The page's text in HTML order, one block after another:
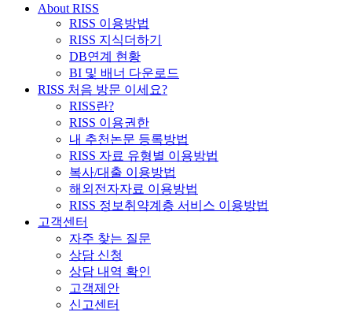
About RISS
RISS 이용방법
RISS 지식더하기
DB연계 현황
BI 및 배너 다운로드
RISS 처음 방문 이세요?
RISS란?
RISS 이용권한
내 추천논문 등록방법
RISS 자료 유형별 이용방법
복사/대출 이용방법
해외전자자료 이용방법
RISS 정보취약계층 서비스 이용방법
고객센터
자주 찾는 질문
상담 신청
상담 내역 확인
고객제안
신고센터